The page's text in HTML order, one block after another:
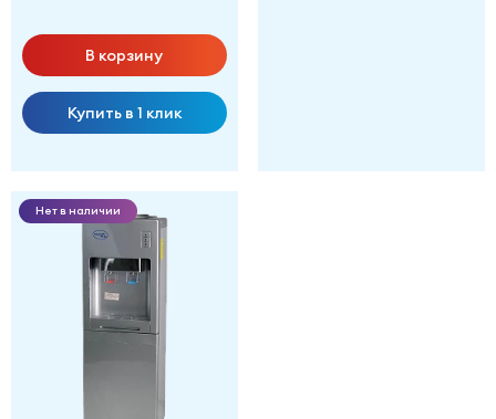
В корзину
Купить в 1 клик
Нет в наличии